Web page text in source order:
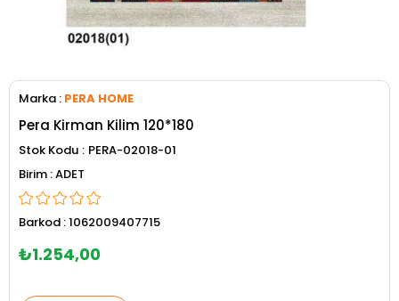
Marka : PERA HOME
Pera Kirman Kilim 120*180
Stok Kodu
PERA-02018-01
ADET
Barkod :1062009407715
₺1.254,00